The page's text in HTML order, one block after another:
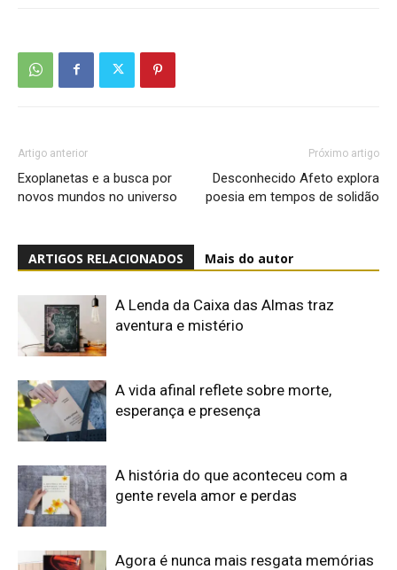
Artigo anterior
Exoplanetas e a busca por
novos mundos no universo
Próximo artigo
Desconhecido Afeto explora
poesia em tempos de solidão
ARTIGOS RELACIONADOS Mais do autor
A Lenda da Caixa das Almas traz
aventura e mistério
A vida afinal reflete sobre morte,
esperança e presença
A história do que aconteceu com a
gente revela amor e perdas
Agora é nunca mais resgata memórias